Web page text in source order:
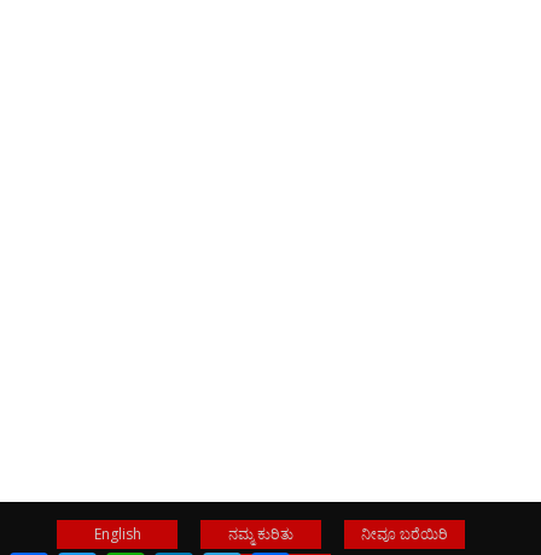
English ನಮ್ಮ ಕುರಿತು
ನೀವೂ ಬರೆಯಿರಿ